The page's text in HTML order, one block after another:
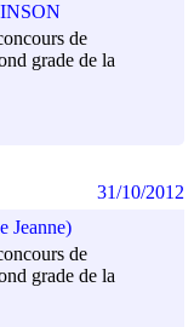
de
grade de la
Jeanne)
de
grade de la
31/10/2012